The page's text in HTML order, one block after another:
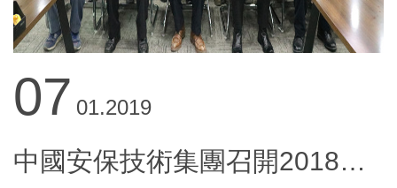
07 01.2019
中國安保技術集團召開2018年度總結大會